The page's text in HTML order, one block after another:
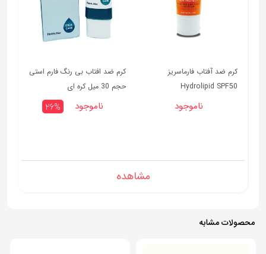
کرم ضد آفتاب فارماسریز
Hydrolipid SPF50
ناموجود
کرم ضد افتاب بی رنگ فارم استی
حجم 30 میل کره ای
26% ناموجود
مشاهده
محصولات مشابه